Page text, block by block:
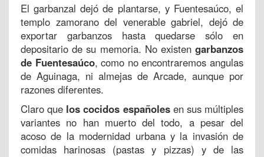
El garbanzal dejó de plantarse, y Fuentesaúco, el
templo zamorano del venerable gabriel, dejó de
exportar garbanzos hasta quedarse sólo en
depositario de su memoria. No existen garbanzos
de Fuentesaúco, como no encontraremos angulas
de Aguinaga, ni almejas de Arcade, aunque por
razones diferentes.
Claro que los cocidos españolesen sus múltiples
variantes no han muerto del todo, a pesar del
acoso de la modernidad urbana y la invasión de
comidas harinosas (pastas y pizzas) y de las